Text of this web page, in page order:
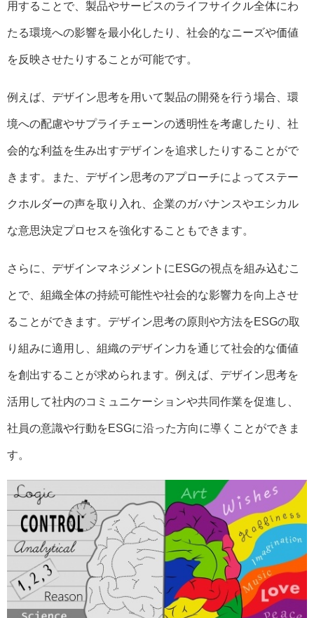
用することで、製品やサービスのライフサイクル全体にわ
たる環境への影響を最小化したり、社会的なニーズや価値
を反映させたりすることが可能です。
例えば、デザイン思考を用いて製品の開発を行う場合、環
境への配慮やサプライチェーンの透明性を考慮したり、社
会的な利益を生み出すデザインを追求したりすることがで
きます。また、デザイン思考のアプローチによってステー
クホルダーの声を取り入れ、企業のガバナンスやエシカル
な意思決定プロセスを強化することもできます。
さらに、デザインマネジメントにESGの視点を組み込むこ
とで、組織全体の持続可能性や社会的な影響力を向上させ
ることができます。デザイン思考の原則や方法をESGの取
り組みに適用し、組織のデザイン力を通じて社会的な価値
を創出することが求められます。例えば、デザイン思考を
活用して社内のコミュニケーションや共同作業を促進し、
社員の意識や行動をESGに沿った方向に導くことができま
す。